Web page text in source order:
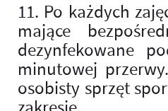
11. Po każdych
mające
dezynfekowane
minutowej
osobisty sprzęt